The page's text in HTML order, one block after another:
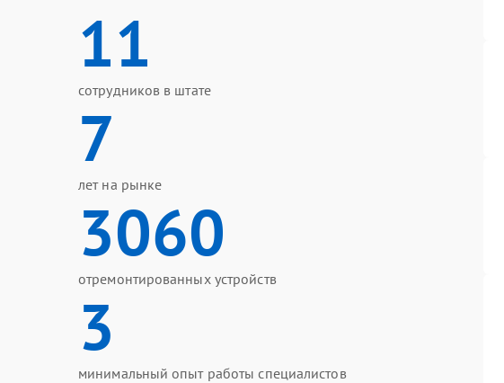
11
сотрудников в штате
7
лет на рынке
3060
отремонтированных устройств
3
минимальный опыт работы специалистов